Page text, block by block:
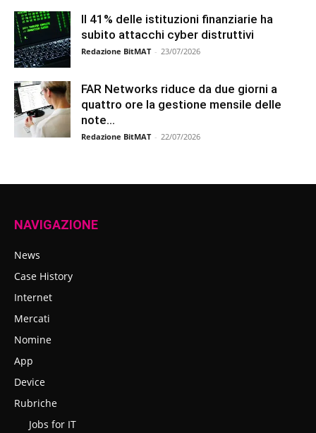
Il 41% delle istituzioni finanziarie ha
subito attacchi cyber distruttivi
Redazione BitMAT - 23/07/2026
FAR Networks riduce da due giorni a
quattro ore la gestione mensile delle
note...
Redazione BitMAT - 22/07/2026
NAVIGAZIONE
News
Case History
Internet
Mercati
Nomine
App
Device
Rubriche
Jobs for IT